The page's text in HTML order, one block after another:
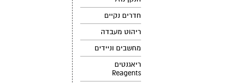
חדרים נקיים
ריהוט מעבדה
מחשבים וניידים
ריאגנטים
Reagents